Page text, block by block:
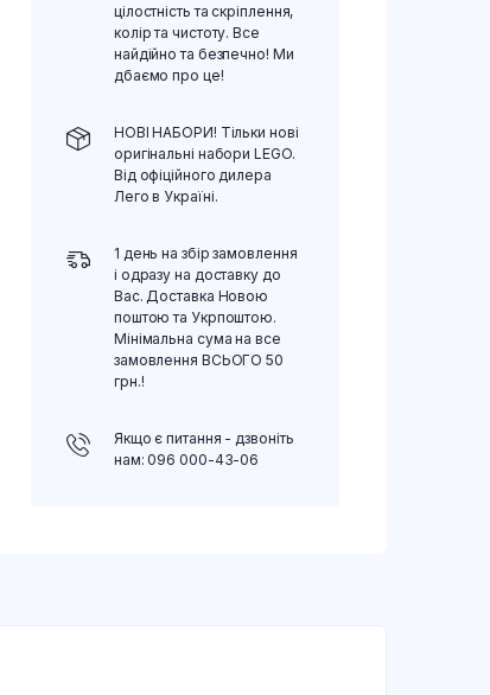
цілостність та скріплення,
колір та чистоту. Все
найдійно та безпечно! Ми
дбаємо про це!
НОВІ НАБОРИ! Тільки нові
оригінальні набори LEGO.
Від офіційного дилера
Лего в Україні.
1 день на збір замовлення
і одразу на доставку до
Вас. Доставка Новою
поштою та Укрпоштою.
Мінімальна сума на все
замовлення ВСЬОГО 50
грн.!
Якщо є питання - дзвоніть
нам: 096 000-43-06